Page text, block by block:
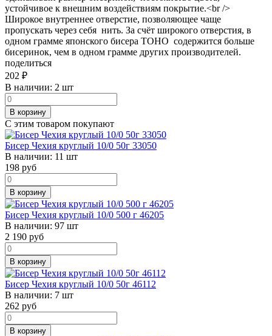
устойчивое к внешним воздействиям покрытие.<br />
Широкое внутреннее отверстие, позволяющее чаще
пропускать через себя нить. За счёт широкого отверстия, в
одном грамме японского бисера TOHO содержится больше
бисеринок, чем в одном грамме других производителей.
поделиться
202 ₽
В наличии: 2 шт
В корзину
С этим товаром покупают
Бисер Чехия круглый 10/0 50г 33050
В наличии: 11 шт
198 руб
В корзину
Бисер Чехия круглый 10/0 500 г 46205
В наличии: 97 шт
2 190 руб
В корзину
Бисер Чехия круглый 10/0 50г 46112
В наличии: 7 шт
262 руб
В корзину